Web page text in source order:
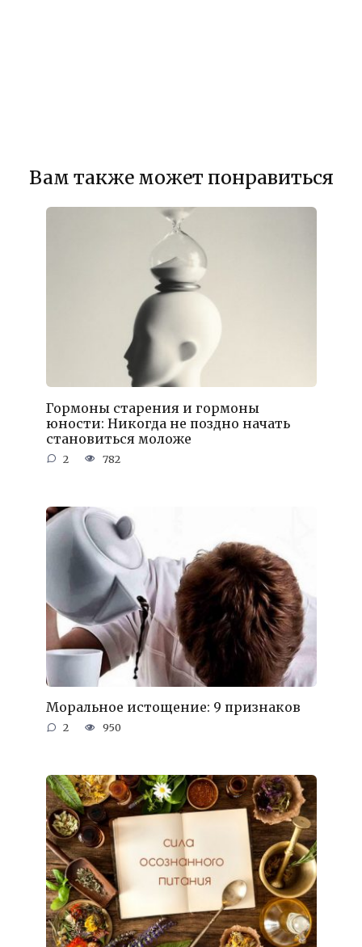
Вам также может понравиться
Гормоны старения и гормоны
юности: Никогда не поздно начать
становиться моложе
2 782
Моральное истощение: 9 признаков
2 950